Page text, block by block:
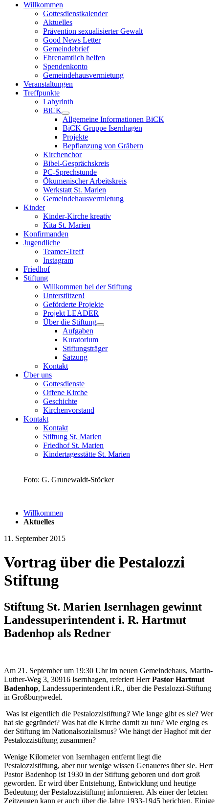
Willkommen
Gottesdienstkalender
Aktuelles
Prävention sexualisierter Gewalt
Good News Letter
Gemeindebrief
Ehrenamtlich helfen
Spendenkonto
Gemeindehausvermietung
Veranstaltungen
Treffpunkte
Labyrinth
BiCK
Allgemeine Informationen BiCK
BiCK Gruppe Isernhagen
Projekte
Bepflanzung von Gräbern
Kirchenchor
Bibel-Gesprächskreis
PC-Sprechstunde
Ökumenischer Arbeitskreis
Werkstatt St. Marien
Gemeindehausvermietung
Kinder
Kinder-Kirche kreativ
Kita St. Marien
Konfirmanden
Jugendliche
Teamer-Treff
Instagram
Friedhof
Stiftung
Willkommen bei der Stiftung
Unterstützen!
Geförderte Projekte
Projekt LEADER
Über die Stiftung
Aufgaben
Kuratorium
Stiftungsträger
Satzung
Kontakt
Über uns
Gottesdienste
Offene Kirche
Geschichte
Kirchenvorstand
Kontakt
Kontakt
Stiftung St. Marien
Friedhof St. Marien
Kindertagesstätte St. Marien
Foto: G. Grunewaldt-Stöcker
Willkommen
Aktuelles
11. September 2015
Vortrag über die Pestalozzi
Stiftung
Stiftung St. Marien Isernhagen gewinnt
Landessuperintendent i. R. Hartmut
Badenhop als Redner
Am 21. September um 19:30 Uhr im neuen Gemeindehaus, Martin-
Luther-Weg 3, 30916 Isernhagen, referiert HerrPastor Hartmut
Badenhop, Landessuperintendent i.R., über die Pestalozzi-Stiftung
in Großburgwedel.
Was ist eigentlich die Pestalozzistiftung? Wie lange gibt es sie? Wer
hat sie gegründet? Was hat die Kirche damit zu tun? Wie erging es
der Stiftung im Nationalsozialismus? Wie hängt der Haghof mit der
Pestalozzistiftung zusammen?
Wenige Kilometer von Isernhagen entfernt liegt die
Pestalozzistiftung, aber nur wenige wissen Genaueres über sie. Herr
Pastor Badenhop ist 1930 in der Stiftung geboren und dort groß
geworden. Er wird über Entstehung, Entwicklung und heutige
Bedeutung der Pestalozzistiftung informieren. Als einer der letzten
Zeitzeugen kann er auch über die Jahre 1933-1945 berichten. Einige